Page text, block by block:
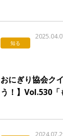
知る
おにぎり協会ク
う！】Vol.530